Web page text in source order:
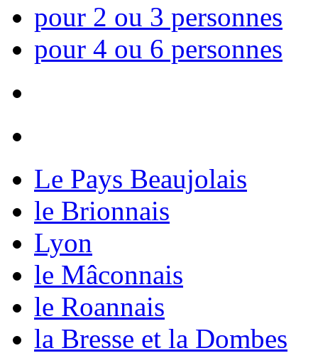
pour 2 ou 3 personnes
pour 4 ou 6 personnes
Le Pays Beaujolais
le Brionnais
Lyon
le Mâconnais
le Roannais
la Bresse et la Dombes